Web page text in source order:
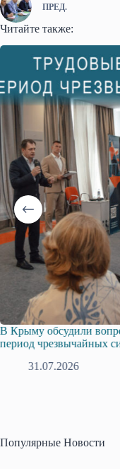
ПРЕД.
Читайте также:
В Крыму обсудили
период чрезвычайных
31.07.2026
Популярные Новости